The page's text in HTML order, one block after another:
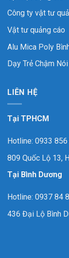
Công ty vật tư
Vật tư quảng cáo
Alu Mica Poly
Dạy Trẻ Chậm
LIÊN HỆ
Tại TPHCM
Hotline: 0933
809 Quốc Lộ 13,
Tại Bình Dương
Hotline: 0937 84
436 Đại Lộ Bình